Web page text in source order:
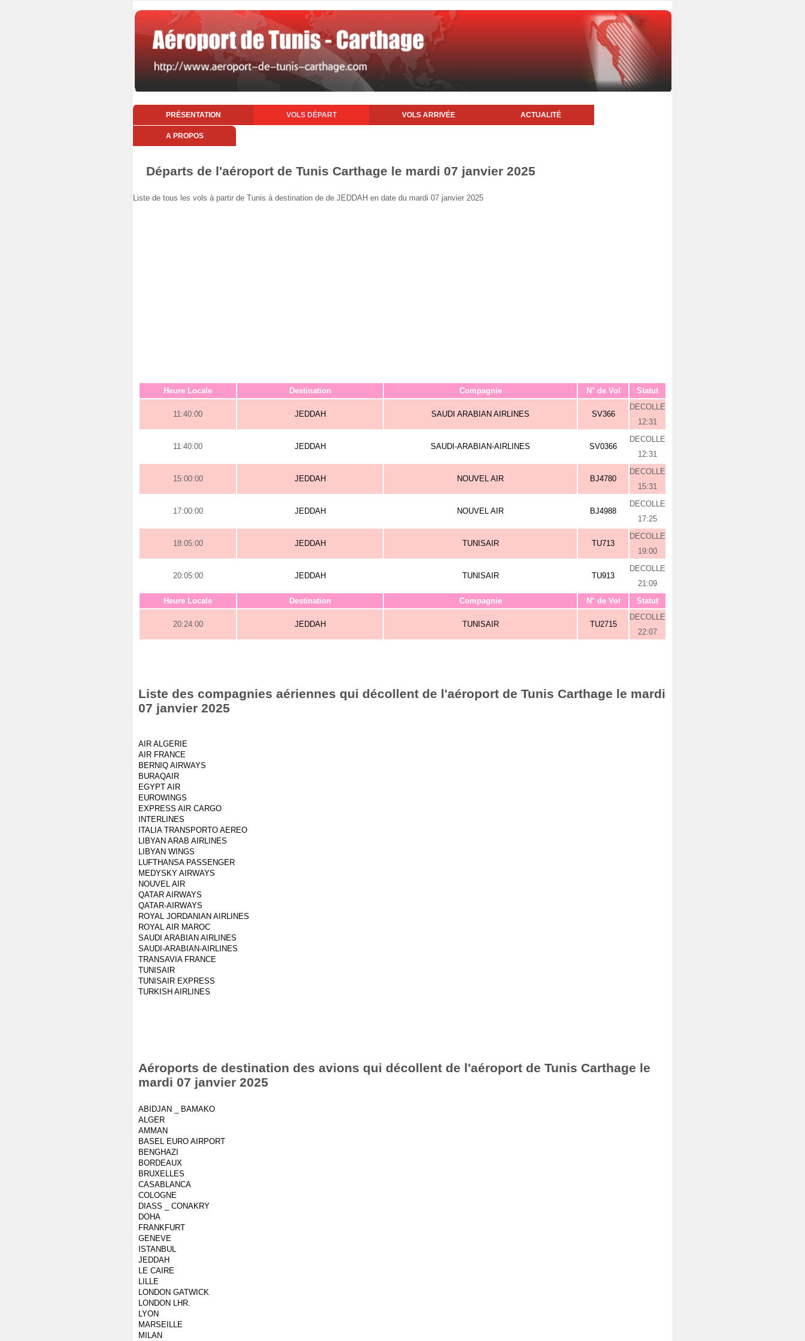
PRÉSENTATION VOLS DÉPART VOLS ARRIVÉE ACTUALITÉ
A PROPOS
Départs de l'aéroport de Tunis Carthage le mardi 07 janvier 2025
Liste de tous les vols à partir de Tunis à destination de de JEDDAH en date du mardi 07 janvier 2025
Heure Locale Destination Compagnie N° de Vol Statut
11:40:00 JEDDAH SAUDI ARABIAN AIRLINES SV366
DECOLLE
12:31
11:40:00 JEDDAH SAUDI-ARABIAN-AIRLINES SV0366
DECOLLE
12:31
15:00:00 JEDDAH NOUVEL AIR BJ4780
DECOLLE
15:31
17:00:00 JEDDAH NOUVEL AIR BJ4988
DECOLLE
17:25
18:05:00 JEDDAH TUNISAIR TU713
DECOLLE
19:00
20:05:00 JEDDAH TUNISAIR TU913
DECOLLE
21:09
Heure Locale
Destination Compagnie N° de Vol Statut
20:24:00 JEDDAH TUNISAIR TU2715
DECOLLE
22:07
Liste des compagnies aériennes qui décollent de l'aéroport de Tunis Carthage le mardi
07 janvier 2025
AIR ALGERIE
AIR FRANCE
BERNIQ AIRWAYS
BURAQAIR
EGYPT AIR
EUROWINGS
EXPRESS AIR CARGO
INTERLINES
ITALIA TRANSPORTO AEREO
LIBYAN ARAB AIRLINES
LIBYAN WINGS
LUFTHANSA PASSENGER
MEDYSKY AIRWAYS
NOUVEL AIR
QATAR AIRWAYS
QATAR-AIRWAYS
ROYAL JORDANIAN AIRLINES
ROYAL AIR MAROC
SAUDI ARABIAN AIRLINES
SAUDI-ARABIAN-AIRLINES
TRANSAVIA FRANCE
TUNISAIR
TUNISAIR EXPRESS
TURKISH AIRLINES
Aéroports de destination des avions qui décollent de l'aéroport de Tunis Carthage le
mardi 07 janvier 2025
ABIDJAN _ BAMAKO
ALGER
AMMAN
BASEL EURO AIRPORT
BENGHAZI
BORDEAUX
BRUXELLES
CASABLANCA
COLOGNE
DIASS _ CONAKRY
DOHA
FRANKFURT
GENEVE
ISTANBUL
JEDDAH
LE CAIRE
LILLE
LONDON GATWICK
LONDON LHR.
LYON
MARSEILLE
MILAN